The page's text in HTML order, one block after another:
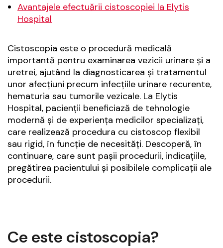
Avantajele efectuării cistoscopiei la Elytis
Hospital
Cistoscopia este o procedură medicală
importantă pentru examinarea vezicii urinare și a
uretrei, ajutând la diagnosticarea și tratamentul
unor afecțiuni precum infecțiile urinare recurente,
hematuria sau tumorile vezicale. La Elytis
Hospital, pacienții beneficiază de tehnologie
modernă și de experiența medicilor specializați,
care realizează procedura cu cistoscop flexibil
sau rigid, în funcție de necesități. Descoperă, în
continuare, care sunt pașii procedurii, indicațiile,
pregătirea pacientului și posibilele complicații ale
procedurii.
Ce este cistoscopia?